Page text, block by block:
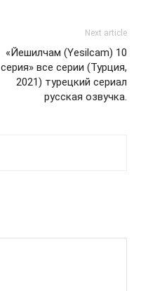
Next article
«Йешилчам (Yesilcam) 10
серия» все серии (Турция,
2021) турецкий сериал
русская озвучка.